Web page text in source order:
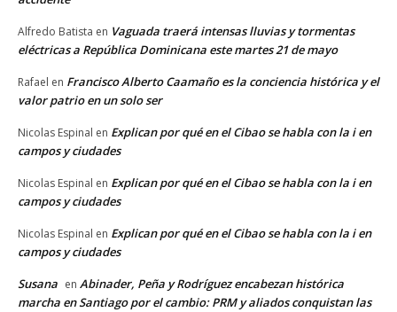
Alfredo Batista en Vaguada traerá intensas lluvias y tormentas
eléctricas a República Dominicana este martes 21 de mayo
Rafael en Francisco Alberto Caamaño es la conciencia histórica y el
valor patrio en un solo ser
Nicolas Espinal en Explican por qué en el Cibao se habla con la i en
campos y ciudades
Nicolas Espinal en Explican por qué en el Cibao se habla con la i en
campos y ciudades
Nicolas Espinal en Explican por qué en el Cibao se habla con la i en
campos y ciudades
Susana en Abinader, Peña y Rodríguez encabezan histórica
marcha en Santiago por el cambio: PRM y aliados conquistan las